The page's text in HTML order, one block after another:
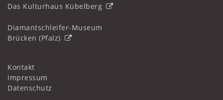
Das Kulturhaus Kübelberg
Diamantschleifer-Museum
Brücken (Pfalz)
Kontakt
Impressum
Datenschutz